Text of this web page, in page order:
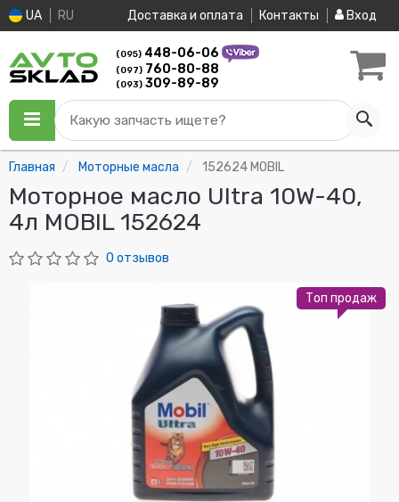
UA RU Доставка и оплата Контакты Вход
(095) 448-06-06
(097) 760-80-88
(093) 309-89-89
Какую запчасть ищете?
Главная Моторные масла 152624 MOBIL
Моторное масло Ultra 10W-40,
4л MOBIL 152624
0 отзывов
Топ продаж